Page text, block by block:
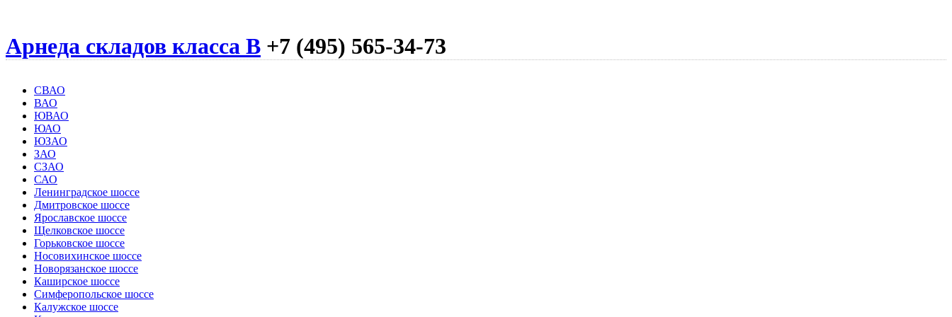
Арнеда складов класса B +7 (495) 565-34-73
СВАО
ВАО
ЮВАО
ЮАО
ЮЗАО
ЗАО
СЗАО
САО
Ленинградское шоссе
Дмитровское шоссе
Ярославское шоссе
Щелковское шоссе
Горьковское шоссе
Носовихинское шоссе
Новорязанское шоссе
Каширское шоссе
Симферопольское шоссе
Калужское шоссе